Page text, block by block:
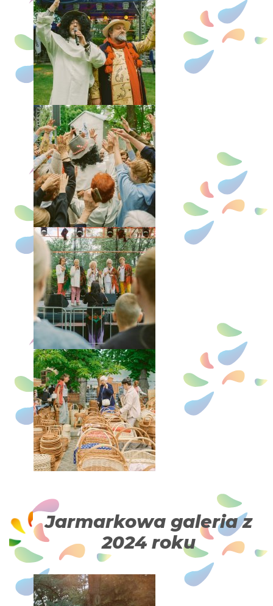
Jarmarkowa galeria z
2024 roku